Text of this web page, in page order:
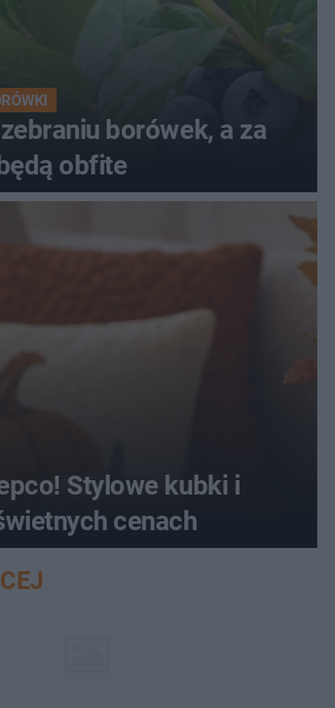
borówek, a za
obfite
Stylowe kubki i
cenach